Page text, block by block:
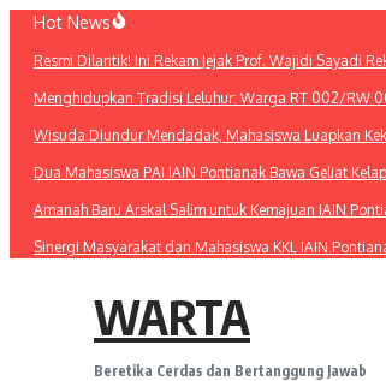
Lewati
konten
Hot News
Resmi Dilantik! Ini Rekam Jejak Prof. Wajidi Sayadi
Menghidupkan Tradisi Leluhur: Warga RT 002/RW
Wisuda Diundur Mendadak, Mahasiswa Luapkan
Dua Mahasiswa PAI IAIN Pontianak Bawa Geliat
Amanah Baru Arskal Salim untuk Kemajuan IAIN
Sinergi Masyarakat dan Mahasiswa KKL IAIN
WARTA
Beretika Cerdas dan Bertanggung Jawab